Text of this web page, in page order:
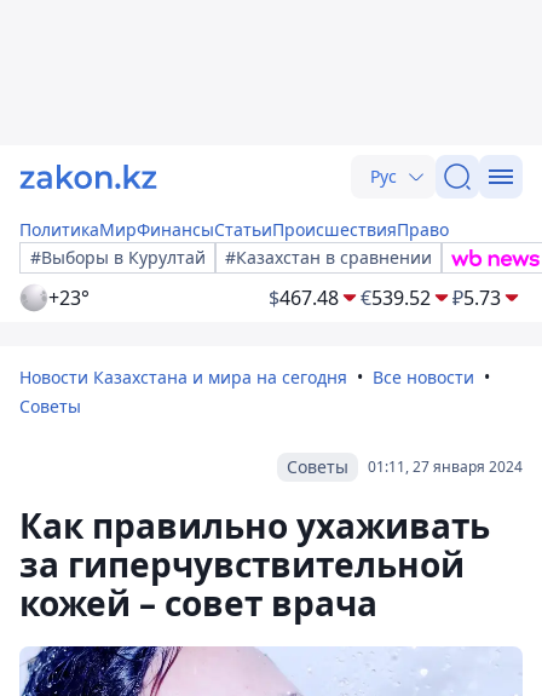
Рус
ПолитикаМирФинансыСтатьиПроисшествияПраво
#Выборы в Курултай
#Казахстан в сравнении
+23° $467.48 €539.52 ₽5.73
Новости Казахстана и мира на сегодня
Все новости
Советы
01:11, 27 января 2024
Советы
Как правильно ухаживать
за гиперчувствительной
кожей – совет врача